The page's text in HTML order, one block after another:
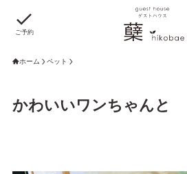
ご予約
ホーム ペット
かわいいワンちゃんと